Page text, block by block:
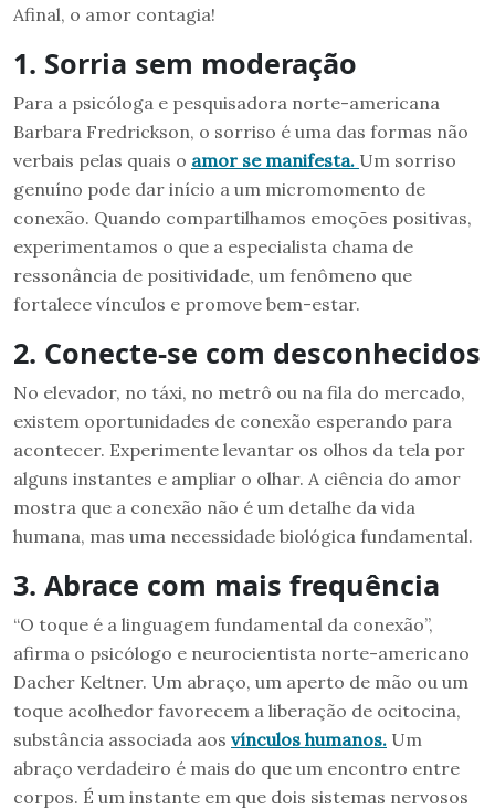
Afinal, o amor contagia!
1. Sorria sem moderação
Para a psicóloga e pesquisadora norte-americana
Barbara Fredrickson, o sorriso é uma das formas não
verbais pelas quais o amor se manifesta. Um sorriso
genuíno pode dar início a um micromomento de
conexão. Quando compartilhamos emoções positivas,
experimentamos o que a especialista chama de
ressonância de positividade, um fenômeno que
fortalece vínculos e promove bem-estar.
2. Conecte-se com desconhecidos
No elevador, no táxi, no metrô ou na fila do mercado,
existem oportunidades de conexão esperando para
acontecer. Experimente levantar os olhos da tela por
alguns instantes e ampliar o olhar. A ciência do amor
mostra que a conexão não é um detalhe da vida
humana, mas uma necessidade biológica fundamental.
3. Abrace com mais frequência
“O toque é a linguagem fundamental da conexão”,
afirma o psicólogo e neurocientista norte-americano
Dacher Keltner. Um abraço, um aperto de mão ou um
toque acolhedor favorecem a liberação de ocitocina,
substância associada aos vínculos humanos. Um
abraço verdadeiro é mais do que um encontro entre
corpos. É um instante em que dois sistemas nervosos